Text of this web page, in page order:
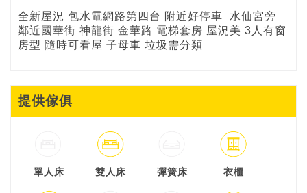
全新屋況 包水電網路第四台 附近好停車 水仙宮旁
鄰近國華街 神龍街 金華路 電梯套房 屋況美 3人有窗
房型 隨時可看屋 子母車 垃圾需分類
提供傢俱
單人床 雙人床 彈簧床 衣櫃